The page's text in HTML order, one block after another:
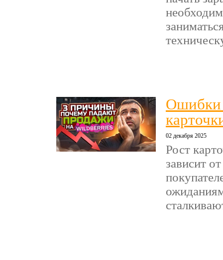
Ошибки
02 декабря 2025
Рост
зависит